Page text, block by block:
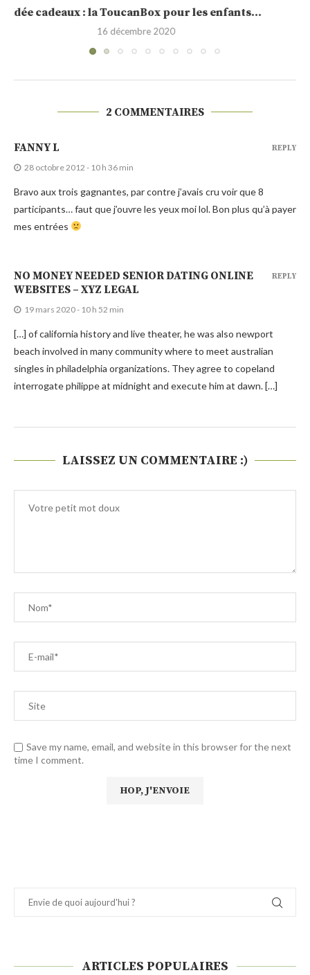
Sélection de calendrier de l’Avent 2020
30 novembre 2020
2 COMMENTAIRES
FANNY L
28 octobre 2012 - 10 h 36 min
Bravo aux trois gagnantes, par contre j’avais cru voir que 8
participants… faut que j’ouvre les yeux moi lol. Bon plus qu’à payer
mes entrées
REPLY
NO MONEY NEEDED SENIOR DATING ONLINE
WEBSITES – XYZ LEGAL
19 mars 2020 - 10 h 52 min
[…] of california history and live theater, he was also newport
beach involved in many community where to meet australian
singles in philadelphia organizations. They agree to copeland
interrogate philippe at midnight and execute him at dawn. […]
REPLY
LAISSEZ UN COMMENTAIRE :)
Save my name, email, and website in this browser for the next
time I comment.
ARTICLES POPULAIRES